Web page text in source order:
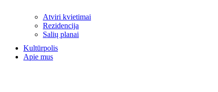
Atviri kvietimai
Rezidencija
Salių planai
Kultūrpolis
Apie mus